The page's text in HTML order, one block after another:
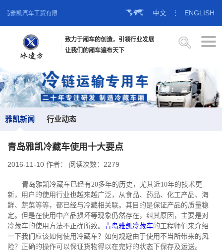
雅凯汽车工贸有限公司官方网站！ 中文 ⋮ ENGLISH
致力于厢车的创造，引领行业发展
让我们的厢车遍布天下
雅凯新闻 行业动态
青岛雅凯冷藏车使用十大要点
2016-11-10 作者： 阅读次数：2279
青岛雅凯冷藏车已经有20多年的历史，尤其近10年的技术更
新，用户的使用行业也越来越广泛，从食品、药品、化工产品、海
鲜、蔬菜等等，都已经与冷藏相关联。其目的是保证产品的质量稳
定。但是在使用中产品损坏等现象仍然存在，纠其原因，主要是对
冷藏车的使用方法不正确所致。 青岛雅凯冷藏车的工程师们来介绍
一下我们应该如何使用冷藏车？如何规避由于使用不当所带来的风
险？ 正确的操作可以保证货物得以在完好的状态下保存及运送。